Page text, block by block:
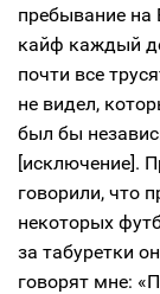
пребывание на
кайф каждый
почти все
не видел,
был бы
[исключение].
говорили, что
некоторых
за табуретки
говорят мне: